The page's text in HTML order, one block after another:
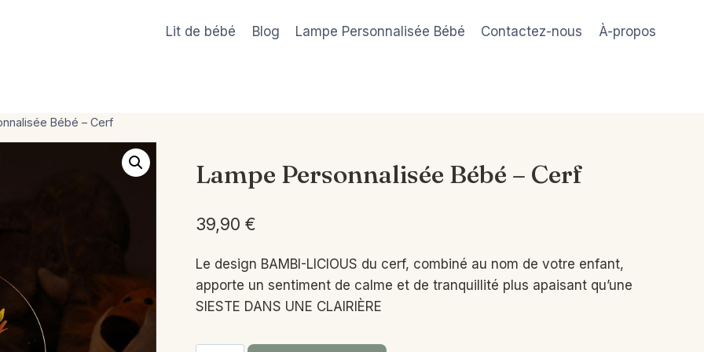
Lit de bébé Blog Lampe Personnalisée Bébé Contactez-nous À-propos
Bébé – Cerf
Lampe Personnalisée Bébé – Cerf
39,90 €
Le design BAMBI-LICIOUS du cerf, combiné au nom de votre enfant,
apporte un sentiment de calme et de tranquillité plus apaisant qu’une
SIESTE DANS UNE CLAIRIÈRE